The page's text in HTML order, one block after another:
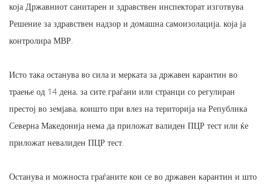
која Државниот санитарен и здравствен инспекторат изготвува
Решение за здравствен надзор и домашна самоизолација, која ја
контролира МВР.
Исто така останува во сила и мерката за државен карантин во
траење од 14 дена, за сите граѓани или странци со регулиран
престој во земјава, коишто при влез на територија на Република
Северна Македонија нема да приложат валиден ПЦР тест или ќе
приложат невалиден ПЦР тест.
Останува и можноста граѓаните кои се во државен карантин и што